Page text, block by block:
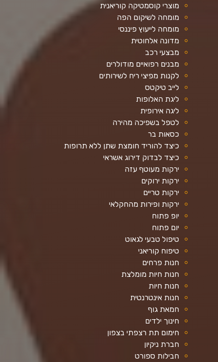
מוצרי קוסמטיקה קוריאנית
מומחה לשיקום הפה
מומחה לייעוץ פיננסי
מדונה אלחוטית
מבצעי רכב
מבנים רפואיים מודולרים
לקנות מפיצי ריח לשירותים
לייב טיקטס
ליגת האלופות
ליגה אירופית
לטפל בשפיכה מהירה
כסאות בר
כיצד להוריד חומצת שתן ללא תרופות
כיצד לבדוק דירוג אשראי
ירקות מעוטף עזה
ירקות ירוקים
ירקות טריים
ירקות ופירות מהחקלאי
יופ פתוח
יום פתוח
טיפול טבעי לגאוט
טיפוח קוריאני
חנות פרחים
חנות חיות מומלצת
חנות חיות
חנות אינטרנטית
חמאת גוף
חינוך ילדים
חימום תת רצפתי בצפון
חברת ניקיון
חבילות ספורט